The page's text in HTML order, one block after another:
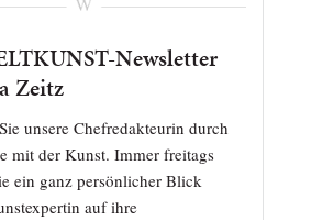
Newsletter
Zeitz
unsere Chefredakteurin durch
mit der Kunst. Immer freitags
ein ganz persönlicher Blick
auf ihre